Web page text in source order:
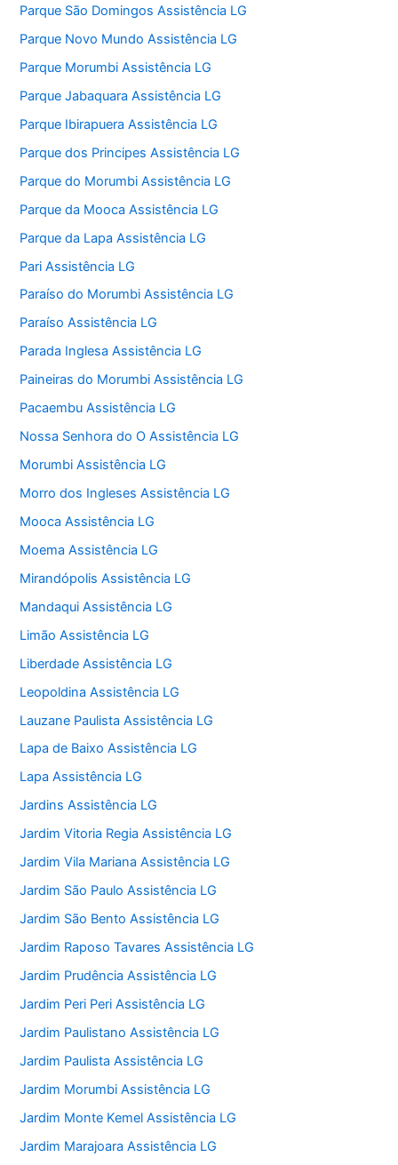
Parque São Domingos Assistência LG
Parque Novo Mundo Assistência LG
Parque Morumbi Assistência LG
Parque Jabaquara Assistência LG
Parque Ibirapuera Assistência LG
Parque dos Principes Assistência LG
Parque do Morumbi Assistência LG
Parque da Mooca Assistência LG
Parque da Lapa Assistência LG
Pari Assistência LG
Paraíso do Morumbi Assistência LG
Paraíso Assistência LG
Parada Inglesa Assistência LG
Paineiras do Morumbi Assistência LG
Pacaembu Assistência LG
Nossa Senhora do O Assistência LG
Morumbi Assistência LG
Morro dos Ingleses Assistência LG
Mooca Assistência LG
Moema Assistência LG
Mirandópolis Assistência LG
Mandaqui Assistência LG
Limão Assistência LG
Liberdade Assistência LG
Leopoldina Assistência LG
Lauzane Paulista Assistência LG
Lapa de Baixo Assistência LG
Lapa Assistência LG
Jardins Assistência LG
Jardim Vitoria Regia Assistência LG
Jardim Vila Mariana Assistência LG
Jardim São Paulo Assistência LG
Jardim São Bento Assistência LG
Jardim Raposo Tavares Assistência LG
Jardim Prudência Assistência LG
Jardim Peri Peri Assistência LG
Jardim Paulistano Assistência LG
Jardim Paulista Assistência LG
Jardim Morumbi Assistência LG
Jardim Monte Kemel Assistência LG
Jardim Marajoara Assistência LG